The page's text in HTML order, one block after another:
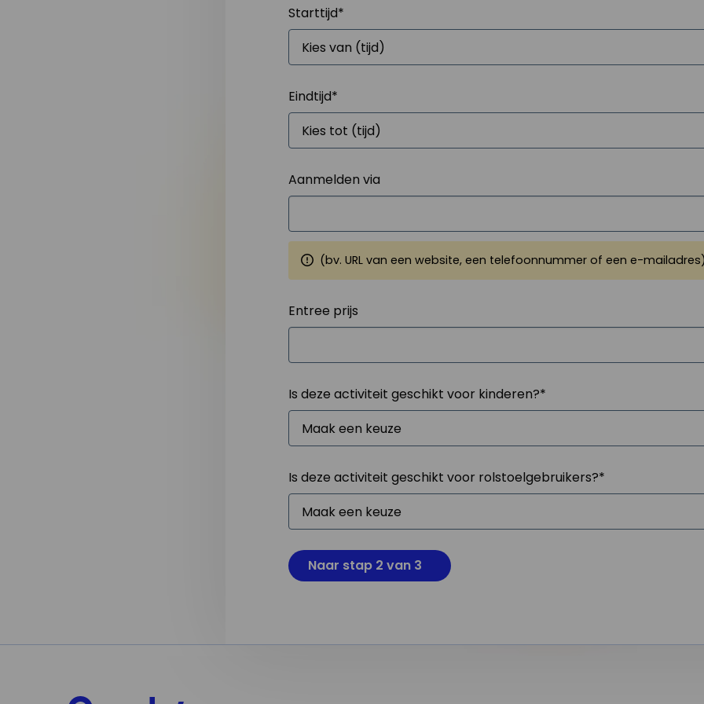
Starttijd*
Eindtijd*
Aanmelden via
(bv. URL van een website, een telefoonnummer of een e-
Entree prijs
Is deze activiteit geschikt voor kinderen?*
Is deze activiteit geschikt voor rolstoelgebruikers?*